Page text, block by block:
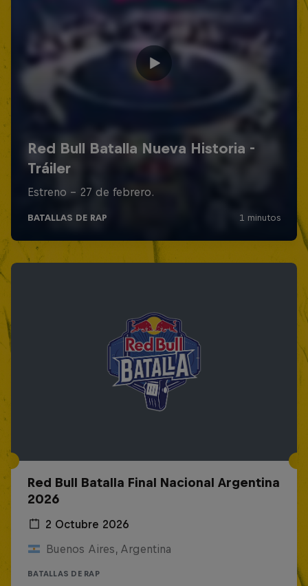
Red Bull Batalla Final Nacional Argentina
2026
2 Octubre 2026
Buenos Aires, Argentina
BATALLAS DE RAP